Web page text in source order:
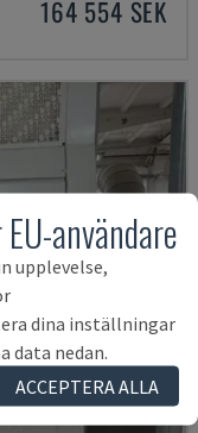
164 554 SEK
användare
upplevelse,
dina inställningar
data nedan.
ACCEPTERA ALLA